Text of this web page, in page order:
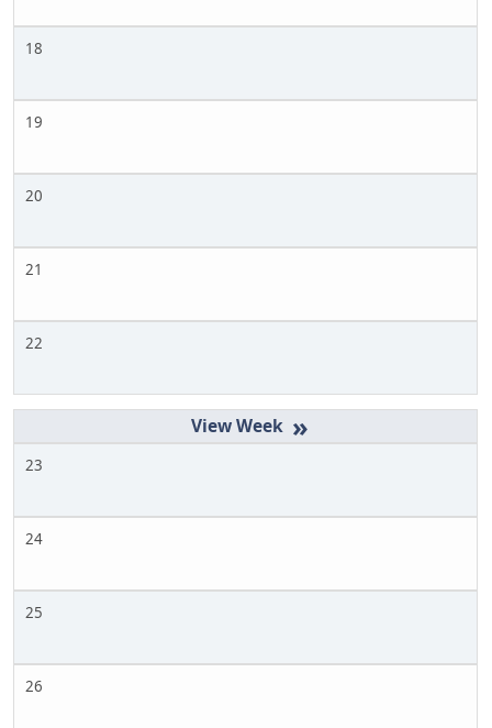
18
19
20
21
22
»
23
24
25
26